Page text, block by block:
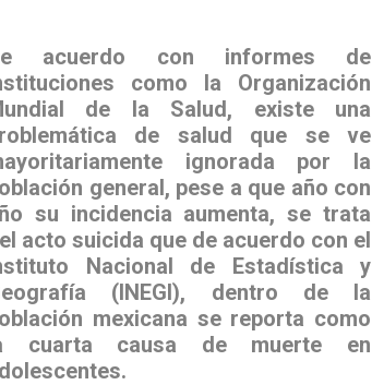
acuerdo con informes de
como la Organización
de la Salud, existe una
de salud que se ve
ignorada por la
general, pese a que año con
su incidencia aumenta, se trata
acto suicida que de acuerdo con el
Nacional de Estadística y
(INEGI), dentro de la
mexicana se reporta como
cuarta causa de muerte en